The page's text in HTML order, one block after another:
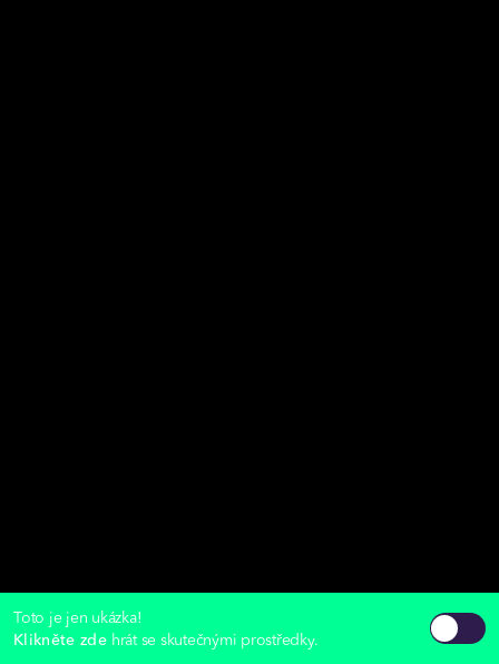
Toto je jen ukázka!
Klikněte zde hrát se skutečnými prostředky.